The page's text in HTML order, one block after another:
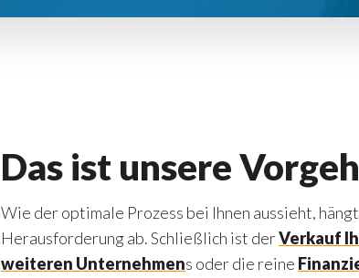
Das ist unsere
Wie der optimale Prozess bei Ihnen aussieht,
Herausforderung ab. Schließlich ist derVerkauf
weiteren Unternehmens oder die reine